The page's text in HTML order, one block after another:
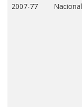
2007-77 Nacional